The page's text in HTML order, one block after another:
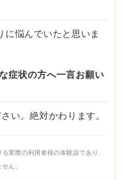
に悩んでいたと思いま
症状の方へ一言お願い
い。絶対かわります。
実際の利用者様の体験談であり、
ん。